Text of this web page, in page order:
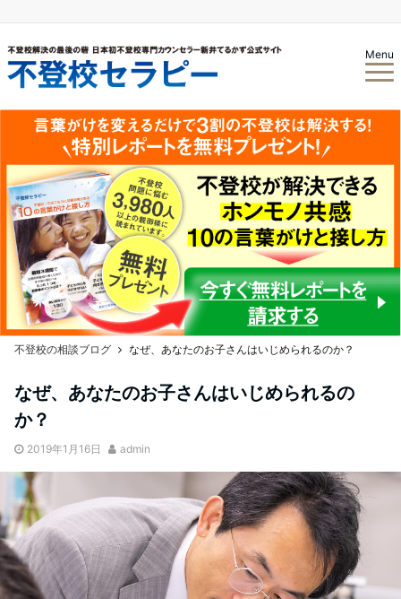
Menu
不登校の相談ブログ なぜ、あなたのお子さんはいじめられるのか？
なぜ、あなたのお子さんはいじめられるの
か？
2019年1月16日 admin